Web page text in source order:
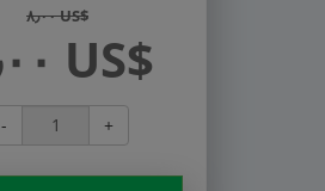
٨٫٠٠ US$
٦٫٠٠ US$
- +